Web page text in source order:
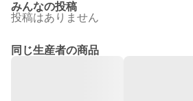
みんなの投稿
投稿はありません
同じ生産者の商品